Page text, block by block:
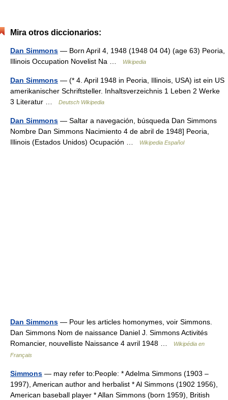
Mira otros diccionarios:
Dan Simmons — Born April 4, 1948 (1948 04 04) (age 63) Peoria,
Illinois Occupation Novelist Na …
Wikipedia
Dan Simmons — (* 4. April 1948 in Peoria, Illinois, USA) ist ein US
amerikanischer Schriftsteller. Inhaltsverzeichnis 1 Leben 2 Werke
3 Literatur …
Deutsch Wikipedia
Dan Simmons — Saltar a navegación, búsqueda Dan Simmons
Nombre Dan Simmons Nacimiento 4 de abril de 1948] Peoria,
Illinois (Estados Unidos) Ocupación …
Wikipedia Español
Dan Simmons — Pour les articles homonymes, voir Simmons.
Dan Simmons Nom de naissance Daniel J. Simmons Activités
Romancier, nouvelliste Naissance 4 avril 1948 …
Wikipédia en
Français
Simmons — may refer to:People: * Adelma Simmons (1903 –
1997), American author and herbalist * Al Simmons (1902 1956),
American baseball player * Allan Simmons (born 1959), British